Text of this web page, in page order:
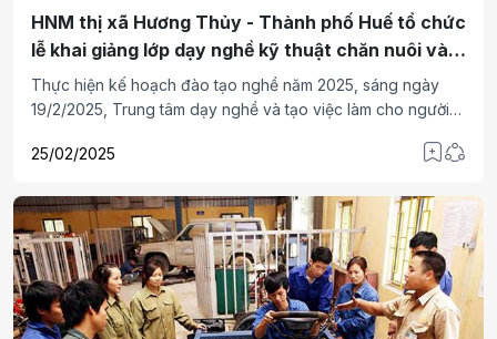
HNM thị xã Hương Thủy - Thành phố Huế tổ chức
lễ khai giảng lớp dạy nghề kỹ thuật chăn nuôi và
phòng bệnh cho gia cầm
Thực hiện kế hoạch đào tạo nghề năm 2025, sáng ngày
19/2/2025, Trung tâm dạy nghề và tạo việc làm cho người
lễ khai giảng lớp dạy nghề kỹ thuật chăn nuôi và phòng
25/02/2025